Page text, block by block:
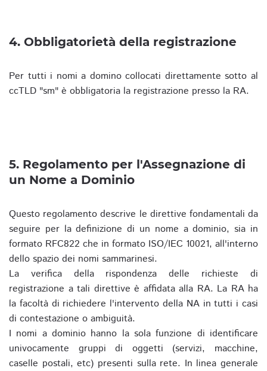
4. Obbligatorietà della registrazione
Per tutti i nomi a domino collocati direttamente sotto al
ccTLD "sm" è obbligatoria la registrazione presso la RA.
5. Regolamento per l'Assegnazione di
un Nome a Dominio
Questo regolamento descrive le direttive fondamentali da
seguire per la definizione di un nome a dominio, sia in
formato RFC822 che in formato ISO/IEC 10021, all'interno
dello spazio dei nomi sammarinesi.
La verifica della rispondenza delle richieste di
registrazione a tali direttive è affidata alla RA. La RA ha
la facoltà di richiedere l'intervento della NA in tutti i casi
di contestazione o ambiguità.
I nomi a dominio hanno la sola funzione di identificare
univocamente gruppi di oggetti (servizi, macchine,
caselle postali, etc) presenti sulla rete. In linea generale